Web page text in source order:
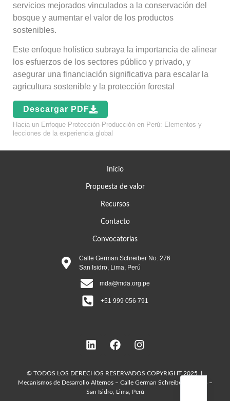
servicios mejorados vinculados a la conservación del
bosque y aumentar el valor de los productos
sostenibles.
Este enfoque holístico subraya la importancia de alinear
los esfuerzos de los sectores público y privado, y
asegurar una financiación significativa para escalar la
agricultura sostenible y la protección forestal
Descargar PDF
Hacia un Enfoque Protección-Producción en Perú: Elementos y
lecciones de la experiencia global
Inicio
Propuesta de valor
Recursos
Contacto
Convocatorias
Calle German Schreiber No. 276
San Isidro, Lima, Perú
mda@mda.org.pe
+51 999 056 791
© TODOS LOS DERECHOS RESERVADOS COPYRIGHT 2025 |
Mecanismos de Desarrollo Alternos – Calle German Schreiber No. 276 –
San Isidro, Lima, Perú